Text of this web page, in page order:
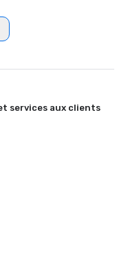
services aux clients